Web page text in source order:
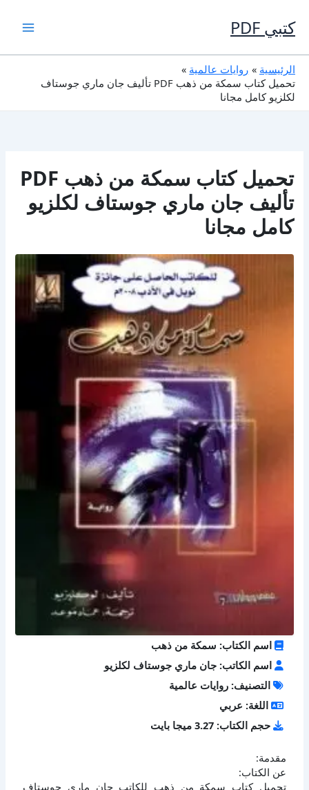
إلى
المحتوى
كتبي PDF
الرئيسية
روايات عالمية
تحميل كتاب سمكة من ذهب PDF تأليف جان ماري جوستاف
لكلزيو كامل مجانا
تحميل كتاب سمكة من ذهب PDF
تأليف جان ماري جوستاف لكلزيو
كامل مجانا
اسم الكتاب: سمكة من ذهب
اسم الكاتب: جان ماري جوستاف لكلزيو
التصنيف: روايات عالمية
اللغة: عربي
حجم الكتاب: 3.27 ميجا بايت
مقدمة:
عن الكتاب:
تحميل كتاب سمكة من ذهب للكاتب جان ماري جوستاف